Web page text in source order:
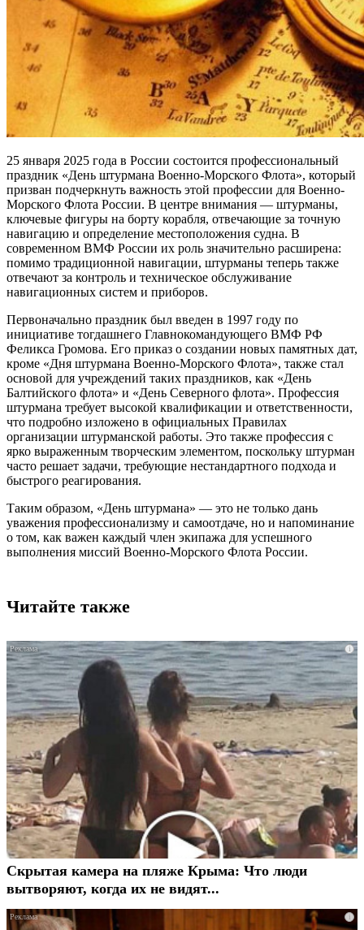
25 января 2025 года в России состоится профессиональный
праздник «День штурмана Военно-Морского Флота», который
призван подчеркнуть важность этой профессии для Военно-
Морского Флота России. В центре внимания — штурманы,
ключевые фигуры на борту корабля, отвечающие за точную
навигацию и определение местоположения судна. В
современном ВМФ России их роль значительно расширена:
помимо традиционной навигации, штурманы теперь также
отвечают за контроль и техническое обслуживание
навигационных систем и приборов.
Первоначально праздник был введен в 1997 году по
инициативе тогдашнего Главнокомандующего ВМФ РФ
Феликса Громова. Его приказ о создании новых памятных дат,
кроме «Дня штурмана Военно-Морского Флота», также стал
основой для учреждений таких праздников, как «День
Балтийского флота» и «День Северного флота». Профессия
штурмана требует высокой квалификации и ответственности,
что подробно изложено в официальных Правилах
организации штурманской работы. Это также профессия с
ярко выраженным творческим элементом, поскольку штурман
часто решает задачи, требующие нестандартного подхода и
быстрого реагирования.
Таким образом, «День штурмана» — это не только дань
уважения профессионализму и самоотдаче, но и напоминание
о том, как важен каждый член экипажа для успешного
выполнения миссий Военно-Морского Флота России.
Читайте также
i
Скрытая камера на пляже Крыма: Что люди
вытворяют, когда их не видят...
i